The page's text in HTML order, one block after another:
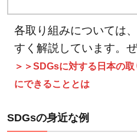
2.5
⑤ジ
ェン
ダー
平等
現し
よう
各取り組みについては
すく解説しています。
＞＞SDGsに対する日本の
にできることとは
SDGsの身近な例